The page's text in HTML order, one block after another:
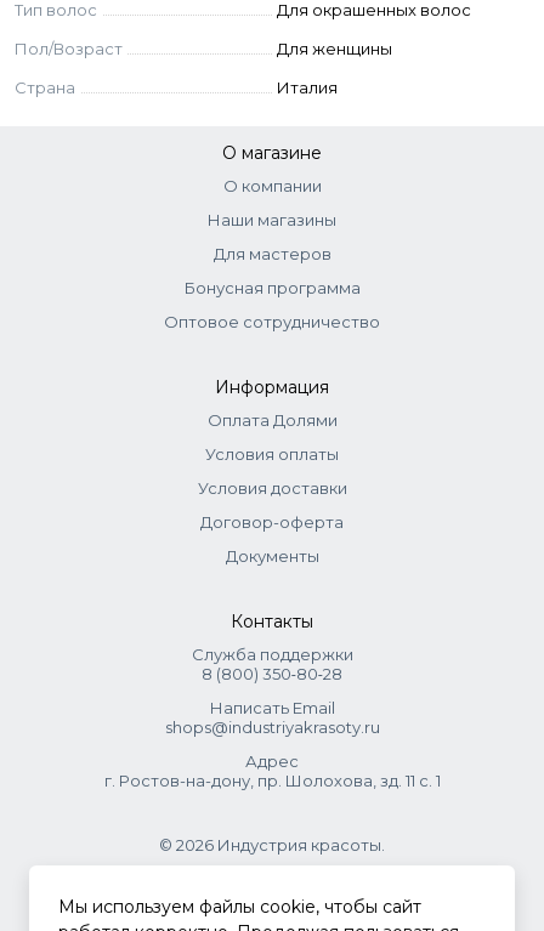
Gluconate, Butyrospermum Parkii Butter, Isopropyl Alcohol,
Acid, Gluconic Acid, Turbinaria Ornata Extract, Galaxaura
Rugosa, Sargassum Pacificum, Phenoxyethanol.
Тип волос
Для окрашенных волос
Пол/Возраст
Для женщины
Страна
Италия
О магазине
О компании
Наши магазины
Для мастеров
Бонусная программа
Оптовое сотрудничество
Информация
Оплата Долями
Условия оплаты
Условия доставки
Договор-оферта
Документы
Контакты
Служба поддержки
8 (800) 350‑80‑28
Написать Email
shops@industriyakrasoty.ru
Адрес
г. Ростов-на-дону, пр. Шолохова, зд. 11 с. 1
© 2026 Индустрия красоты.
.
Мы используем файлы cookie, чтобы сайт